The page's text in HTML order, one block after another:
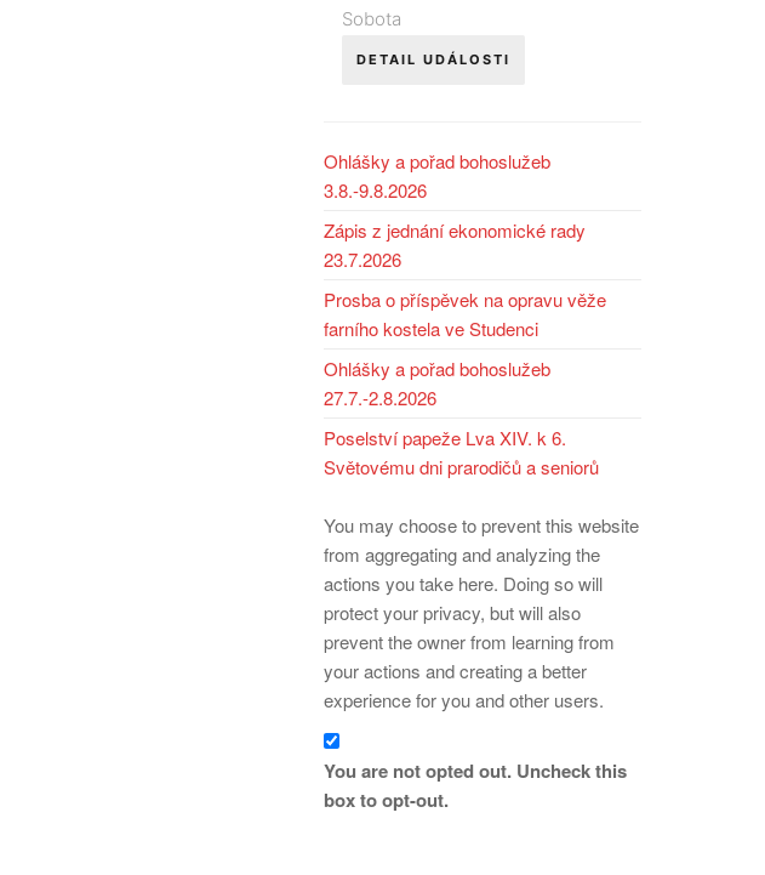
Sobota
DETAIL UDÁLOSTI
Ohlášky a pořad bohoslužeb
3.8.-9.8.2026
Zápis z jednání ekonomické rady
23.7.2026
Prosba o příspěvek na opravu věže
farního kostela ve Studenci
Ohlášky a pořad bohoslužeb
27.7.-2.8.2026
Poselství papeže Lva XIV. k 6.
Světovému dni prarodičů a seniorů
You may choose to prevent this website
from aggregating and analyzing the
actions you take here. Doing so will
protect your privacy, but will also
prevent the owner from learning from
your actions and creating a better
experience for you and other users.
You are not opted out. Uncheck this
box to opt-out.